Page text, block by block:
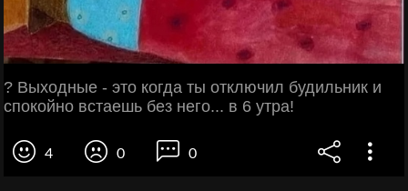
? Выходные - это когда ты отключил будильник и
спокойно встаешь без него... в 6 утра!
4 0 0